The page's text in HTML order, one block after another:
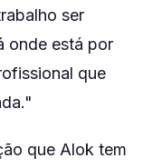
ser
onde está por
que
que Alok tem